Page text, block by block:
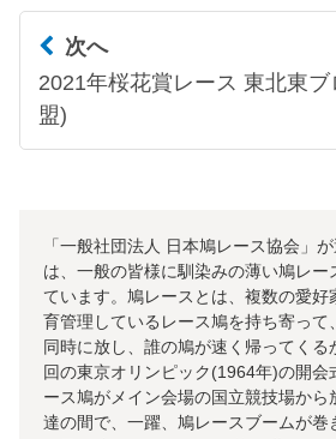
次へ
2021年桜花賞レース 東北東
盟)
「一般社団法人 日本鳩レース協会」
は、一般の皆様に馴染みの薄い鳩レー
ています。鳩レースとは、複数の愛好
育管理しているレース鳩を持ち寄って
同時に放し、誰の鳩が速く帰ってくる
回の東京オリンピック(1964年)の開会
ース鳩がメイン会場の国立競技場から
達の間で、一躍、鳩レースブームが巻